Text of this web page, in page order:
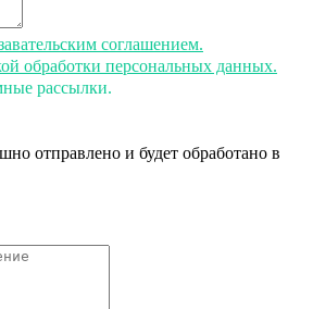
соглашением.
обработки персональных данных.
рассылки.
отправлено и будет обработано в